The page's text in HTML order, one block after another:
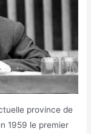
province de
1959 le premier